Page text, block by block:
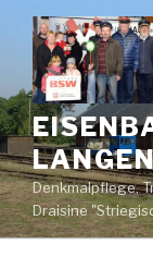
Inhalt
springen
Denkmalpflege,
Draisine